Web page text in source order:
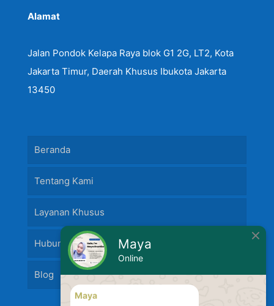
Alamat
Jalan Pondok Kelapa Raya blok G1 2G, LT2, Kota
Jakarta Timur, Daerah Khusus Ibukota Jakarta
13450
Beranda
Tentang Kami
Layanan Khusus
Hubungi Kami
Blog
Maya
Online
Maya